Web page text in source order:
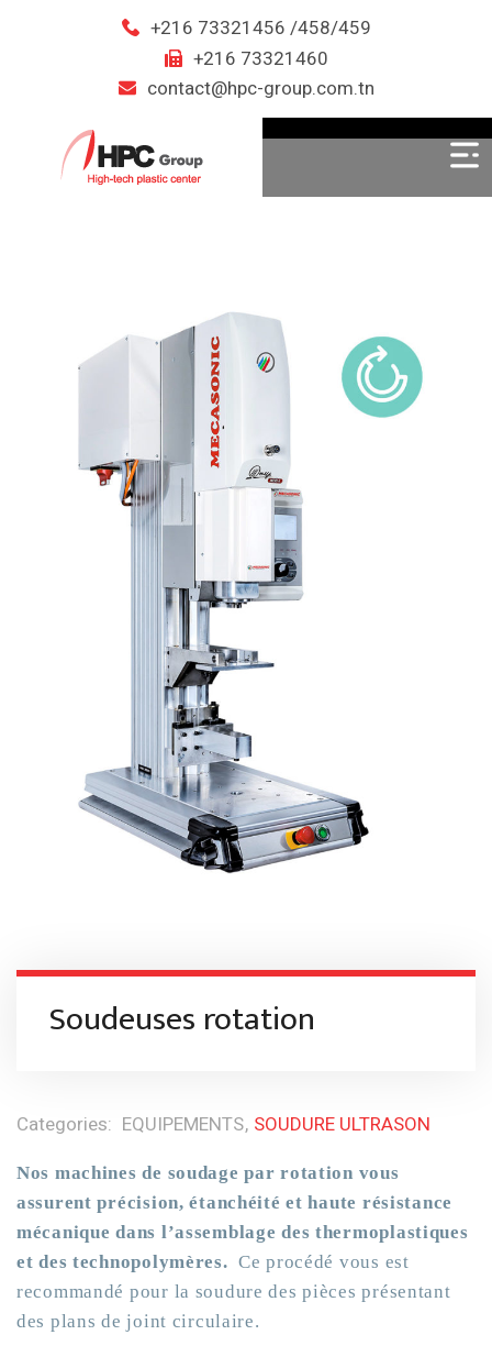
+216 73321456 /458/459
+216 73321460
contact@hpc-group.com.tn
Soudeuses rotation
Categories: EQUIPEMENTS SOUDURE ULTRASON
Nos machines de soudage par rotation vous
assurent précision, étanchéité et haute résistance
mécanique dans l’assemblage des thermoplastiques
et des technopolymères. Ce procédé vous est
recommandé pour la soudure des pièces présentant
des plans de joint circulaire.